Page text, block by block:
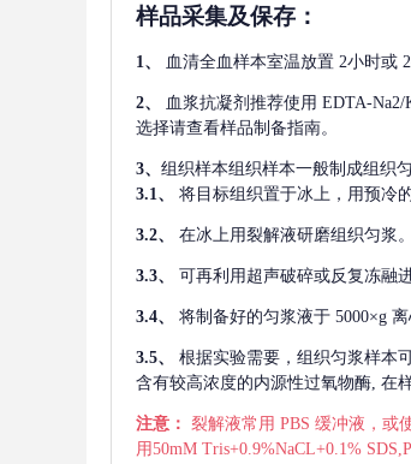
样品采集及保存 ：
1、 血清全血样本室温放置 2小时或
2、 血浆抗凝剂推荐使用 EDTA-Na2/
选择请查看样品制备指南。
3、 组织样本组织样本一般制成组织
3.1、
将目标组织置于冰上，用预冷
3.2、 在冰上用裂解液研磨组织匀浆
3.3、 可再利用超声破碎或反复冻融
3.4、 将制备好的匀浆液于 5000×g
3.5、 根据实验需要，组织匀浆样本
含有较高浓度的内源性过氧物酶, 在
注意： 裂解液常用 PBS 缓冲液，或
用50mM Tris+0.9%NaCL+0.1%